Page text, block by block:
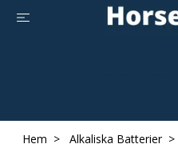
Hem Alkaliska Batterier